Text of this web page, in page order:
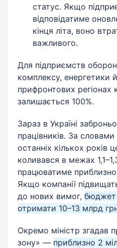
статус. Якщо
відповідатиме
кінця літа, воно
важливого.
Для підприємств
комплексу, енергетики
прифронтових регіонах
залишається 100%.
Зараз в Україні
працівників. За
останніх кількох років
коливався в межах
працюватиме
Якщо компанії
до нових вимог, бюджет
отримати 10–13 млрд
Окремо міністр згадав
зону» — приблизно 2